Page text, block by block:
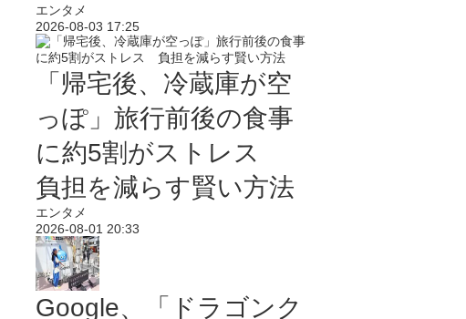
エンタメ
2026-08-03 17:25
「帰宅後、冷蔵庫が空
っぽ」旅行前後の食事
に約5割がストレス
負担を減らす賢い方法
エンタメ
2026-08-01 20:33
Google、「ドラゴンク